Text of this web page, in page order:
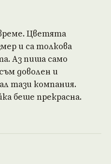
Цветята
и са толкова
Аз пиша само
доволен и
тази компания.
беше прекрасна.